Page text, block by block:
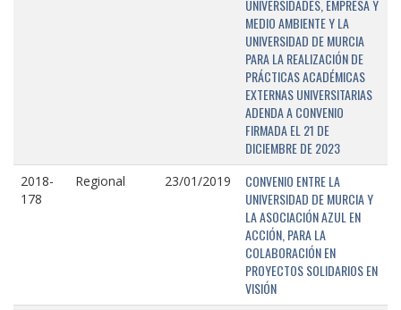
UNIVERSIDADES, EMPRESA Y
MEDIO AMBIENTE Y LA
UNIVERSIDAD DE MURCIA
PARA LA REALIZACIÓN DE
PRÁCTICAS ACADÉMICAS
EXTERNAS UNIVERSITARIAS
ADENDA A CONVENIO
FIRMADA EL 21 DE
DICIEMBRE DE 2023
2018-
178
Regional 23/01/2019
CONVENIO ENTRE LA
UNIVERSIDAD DE MURCIA Y
LA ASOCIACIÓN AZUL EN
ACCIÓN, PARA LA
COLABORACIÓN EN
PROYECTOS SOLIDARIOS EN
VISIÓN